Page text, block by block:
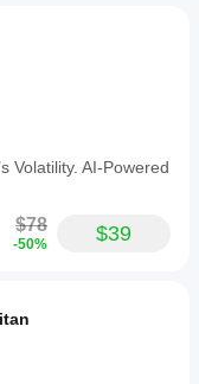
Volatility. AI-Powered
$78
-50% $39